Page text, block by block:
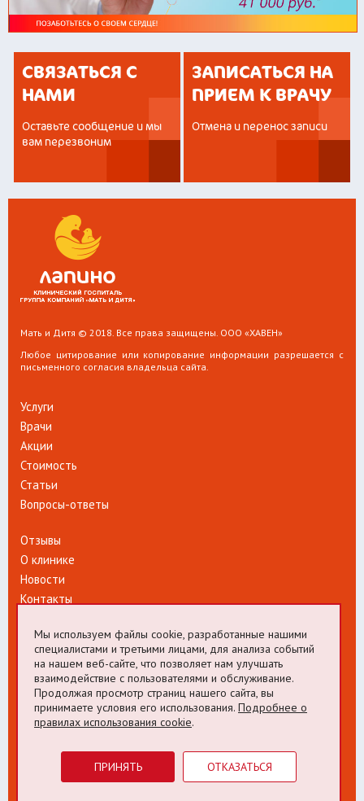
СВЯЗАТЬСЯ С
НАМИ
Оставьте сообщение и мы
вам перезвоним
ЗАПИСАТЬСЯ НА
ПРИЕМ К ВРАЧУ
Отмена и перенос записи
Мать и Дитя © 2018. Все права защищены. ООО «ХАВЕН»
Любое цитирование или копирование информации разрешается с
письменного согласия владельца сайта.
Услуги
Врачи
Акции
Стоимость
Статьи
Вопросы-ответы
Отзывы
О клинике
Новости
Контакты
Телефон отделения
+7 (495) 526-60-60
Телефон Call-центра
+7 (495) 526-60-60
Мегафон Теле2 Билайн МТС
Мы используем файлы cookie, разработанные нашими
специалистами и третьими лицами, для анализа событий
на нашем веб-сайте, что позволяет нам улучшать
взаимодействие с пользователями и обслуживание.
Продолжая просмотр страниц нашего сайта, вы
принимаете условия его использования. Подробнее о
правилах использования cookie.
ПРИНЯТЬ ОТКАЗАТЬСЯ